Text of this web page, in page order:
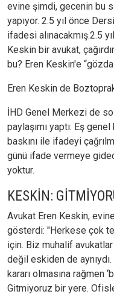
evine şimdi, gecenin bu
yapıyor. 2.5 yıl önce
ifadesi alınacakmış.2.5
Keskin bir avukat,
bu? Eren Keskin'e
Eren Keskin de
İHD Genel Merkezi de
paylaşımı yaptı: Eş
baskını ile ifadeyi
günü ifade vermeye
yoktur.
KESKİN:
Avukat Eren Keskin,
gösterdi: "Herkese çok
için. Biz muhalif
değil eskiden de
kararı olmasına rağmen
Gitmiyoruz bir yere.